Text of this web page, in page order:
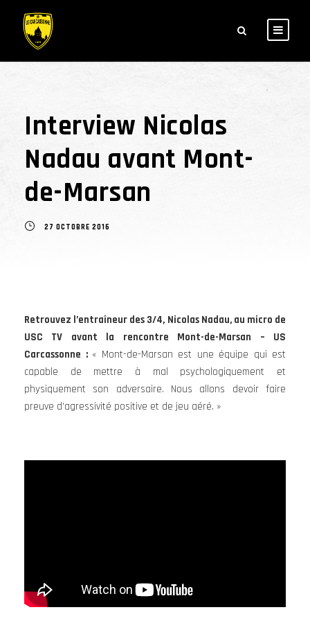
Interview Nicolas
Nadau avant Mont-
de-Marsan
27 OCTOBRE 2016
Retrouvez l’entraîneur des 3/4, Nicolas Nadau, au micro de
USC TV avant la rencontre Mont-de-Marsan – US
Carcassonne : « Mont-de-Marsan est une équipe qui est
capable de mettre à mal psychologiquement et
physiquement son adversaire. Nous allons devoir faire
preuve d’agressivité positive et de jeu aéré. »